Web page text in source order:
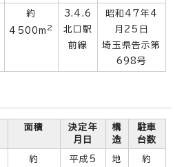
約
4500m 2
3.4.6
北口駅
前線
昭和47年4
月25日
埼玉県告示第
698号
面積
決定年
月日
構
造
駐車
台数
約
平成5
地
約